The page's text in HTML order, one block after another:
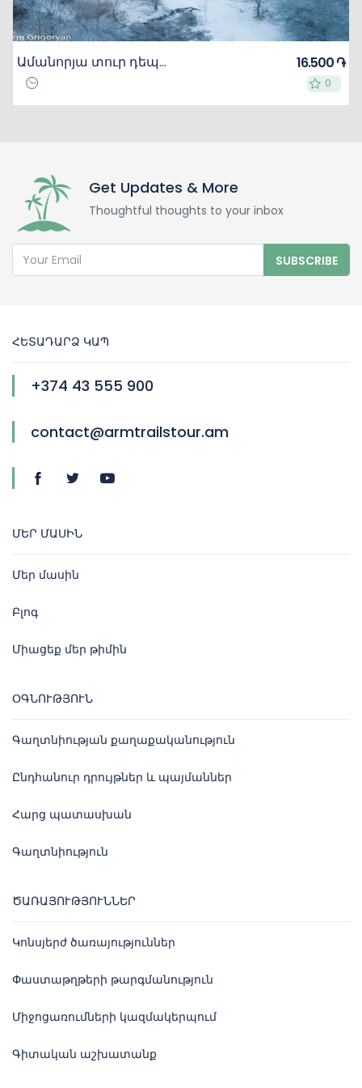
Ամանորյա տուր դեպի Դիլիջան Հին Դիլիջան, Հաղարծին վանական համալիր, տոնական ճաշ «Կճուճ» ռեստորանում
0
0
16.500 ֏
Get Updates & More
Thoughtful thoughts to your inbox
SUBSCRIBE
ՀԵՏԱԴԱՐՁ ԿԱՊ
+374 43 555 900
contact@armtrailstour.am
ՄԵՐ ՄԱՍԻՆ
Մեր մասին
Բլոգ
Միացեք մեր թիմին
ՕԳՆՈՒԹՅՈՒՆ
Գաղտնիության քաղաքականություն
Ընդհանուր դրույթներ և պայմաններ
Հարց պատասխան
Գաղտնիություն
ԾԱՌԱՅՈՒԹՅՈՒՆՆԵՐ
Կոնսյերժ ծառայություններ
Փաստաթղթերի թարգմանություն
Միջոցառումների կազմակերպում
Գիտական աշխատանք